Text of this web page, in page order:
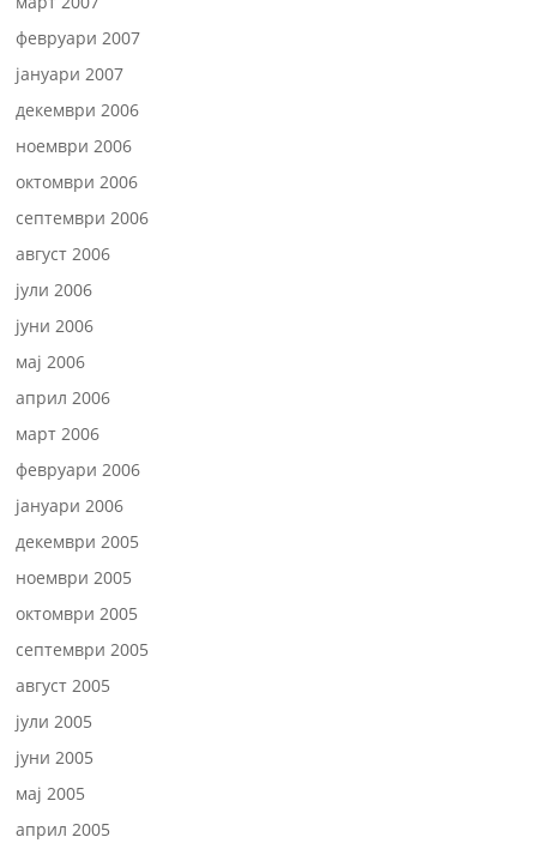
февруари 2007
јануари 2007
декември 2006
ноември 2006
октомври 2006
септември 2006
август 2006
јули 2006
јуни 2006
мај 2006
април 2006
март 2006
февруари 2006
јануари 2006
декември 2005
ноември 2005
октомври 2005
септември 2005
август 2005
јули 2005
јуни 2005
мај 2005
април 2005